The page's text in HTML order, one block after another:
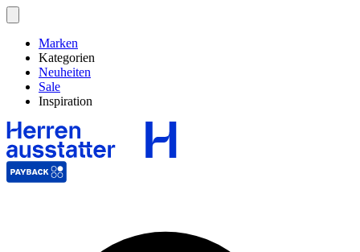
Marken
Kategorien
Neuheiten
Sale
Inspiration